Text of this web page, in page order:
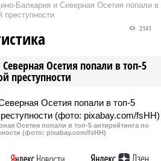
Балкария и Северная Осетия попали в
преступности
Осетия попали в топ-5
преступности
2141
Осетия попали в топ-5 антирейтинга по
(фото: pixabay.com/fsHH)